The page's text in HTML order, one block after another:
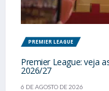
PREMIER LEAGUE
Premier League: veja
2026/27
6 DE AGOSTO DE 2026